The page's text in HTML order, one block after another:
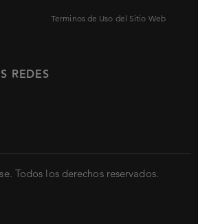
Terminos de Uso del Sitio Web
REDES
Todos los derechos reservados.